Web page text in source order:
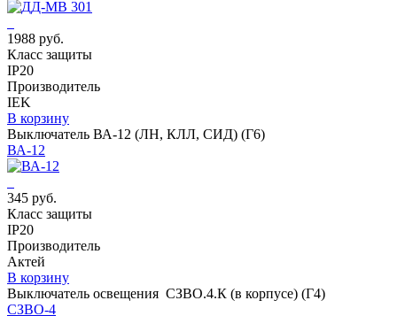
1988 руб.
Класс защиты
IP20
Производитель
IEK
В корзину
Выключатель ВА-12 (ЛН, КЛЛ, СИД) (Г6)
ВА-12
345 руб.
Класс защиты
IP20
Производитель
Актей
В корзину
Выключатель освещения СЗВО.4.К (в корпусе) (Г4)
СЗВО-4